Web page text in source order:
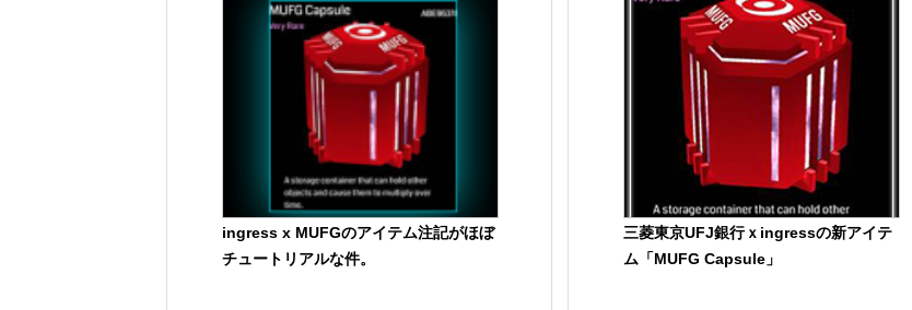
ingress x MUFGのアイテム注記がほぼ
チュートリアルな件。
三菱東京UFJ銀行ｘingressの新アイテ
ム「MUFG Capsule」